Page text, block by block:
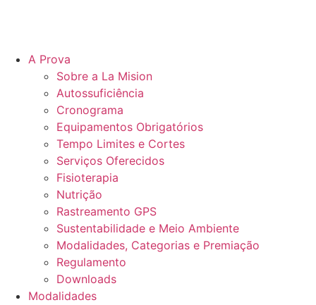
A Prova
Sobre a La Mision
Autossuficiência
Cronograma
Equipamentos Obrigatórios
Tempo Limites e Cortes
Serviços Oferecidos
Fisioterapia
Nutrição
Rastreamento GPS
Sustentabilidade e Meio Ambiente
Modalidades, Categorias e Premiação
Regulamento
Downloads
Modalidades